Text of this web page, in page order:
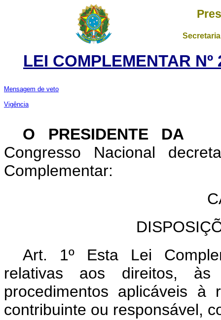
LEI COMPLEMENTAR
Mensagem de veto
Vigência
O PRESIDENTE DA
Congresso Nacional
Complementar:
Art. 1º Esta Lei
relativas aos direitos,
procedimentos aplicáveis à
contribuinte ou responsável,